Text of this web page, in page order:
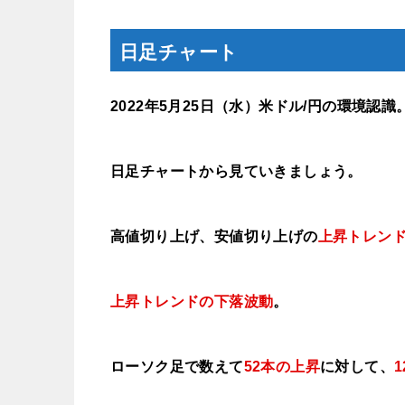
日足チャート
2022年5月25 日（水）米ドル/円の環境認識。
日足チャートから見ていきましょう。
高値切り上げ、安値切り上げの 上昇トレンド
上昇トレンドの下落波動。
ローソク足で数えて52本の上昇に対して、